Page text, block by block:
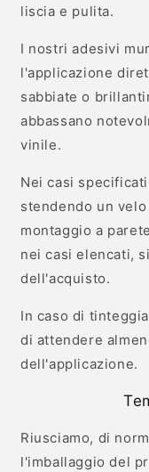
liscia e pulita.
I nostri adesivi
l'applicazione
sabbiate o
abbassano
vinile.
Nei casi
stendendo un
montaggio a
nei casi elencati,
dell'acquisto.
In caso di
di attendere
dell'applicazione.
Riusciamo, di
l'imballaggio del